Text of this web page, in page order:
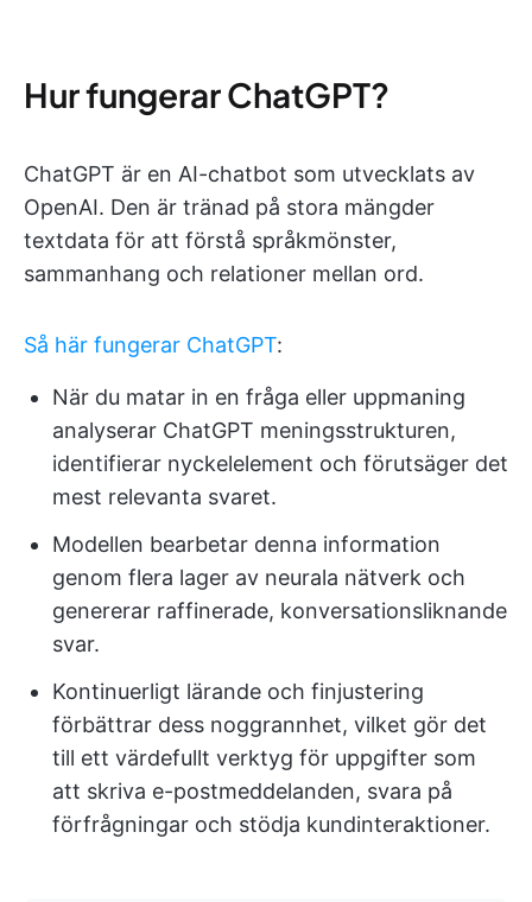
Hur fungerar ChatGPT?
ChatGPT är en AI-chatbot som utvecklats av
OpenAI. Den är tränad på stora mängder
textdata för att förstå språkmönster,
sammanhang och relationer mellan ord.
Så här fungerar ChatGPT:
När du matar in en fråga eller uppmaning
analyserar ChatGPT meningsstrukturen,
identifierar nyckelelement och förutsäger det
mest relevanta svaret.
Modellen bearbetar denna information
genom flera lager av neurala nätverk och
genererar raffinerade, konversationsliknande
svar.
Kontinuerligt lärande och finjustering
förbättrar dess noggrannhet, vilket gör det
till ett värdefullt verktyg för uppgifter som
att skriva e-postmeddelanden, svara på
förfrågningar och stödja kundinteraktioner.